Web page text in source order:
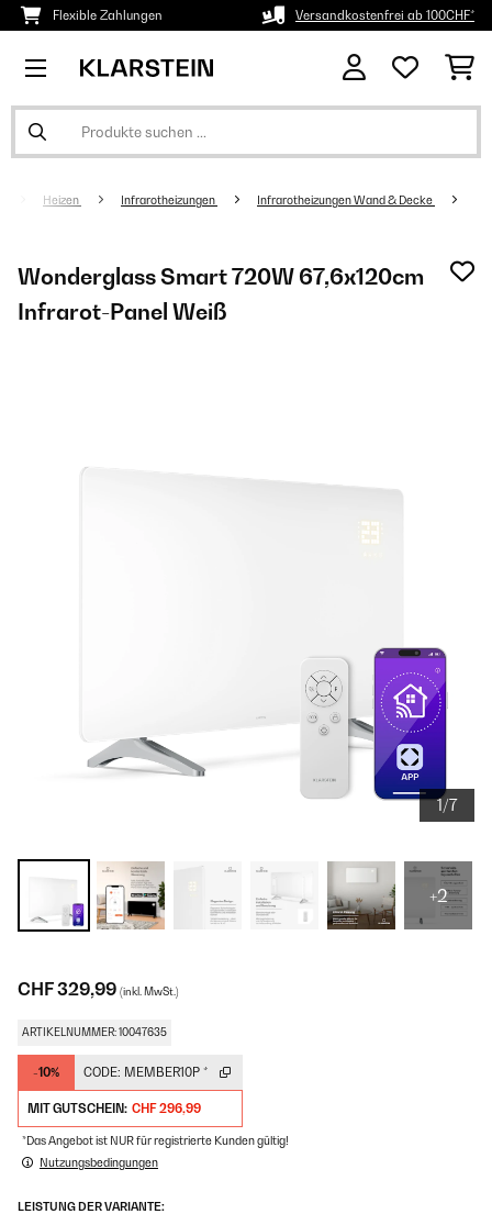
Flexible Zahlungen Versandkostenfrei ab 100CHF*
Heizen Infrarotheizungen Infrarotheizungen Wand & Decke
Wonderglass Smart 720W 67,6x120cm
Infrarot-Panel​​ Weiß
1/7
+2
CHF 329,99 (inkl. MwSt.)
ARTIKELNUMMER: 10047635
-10% CODE: MEMBER10P *
MIT GUTSCHEIN: CHF 296,99
*Das Angebot ist NUR für registrierte Kunden gültig!
Nutzungsbedingungen
LEISTUNG DER VARIANTE: